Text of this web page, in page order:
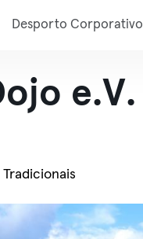
Desporto Corporativo
e.V.